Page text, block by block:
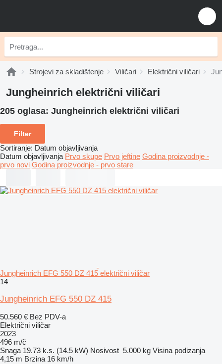
Strojevi za skladištenje Viličari Električni viličari
Jungheinrich električni viličari
205 oglasa: Jungheinrich električni viličari
Filter
Sortiranje: Datum objavljivanja
Datum objavljivanja Prvo skupe Prvo jeftine Godina proizvodnje -
prvo novi Godina proizvodnje - prvo stare
Jungheinrich EFG 550 DZ 415 električni viličar
14
Jungheinrich EFG 550 DZ 415
50.560 € Bez PDV-a
Električni viličar
2023
496 m/č
Snaga 19.73 k.s. (14.5 kW) Nosivost 5.000 kg Visina podizanja
4,15 m Brzina 16 km/h